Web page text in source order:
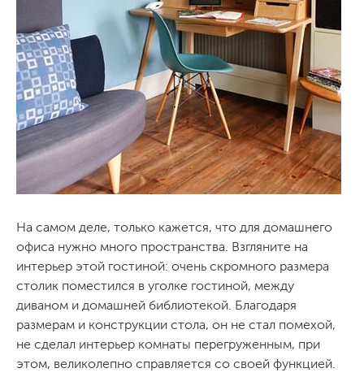
На самом деле, только кажется, что для домашнего
офиса нужно много пространства. Взгляните на
интерьер этой гостиной: очень скромного размера
столик поместился в уголке гостиной, между
диваном и домашней библиотекой. Благодаря
размерам и конструкции стола, он не стал помехой,
не сделал интерьер комнаты перегруженным, при
этом, великолепно справляется со своей функцией.